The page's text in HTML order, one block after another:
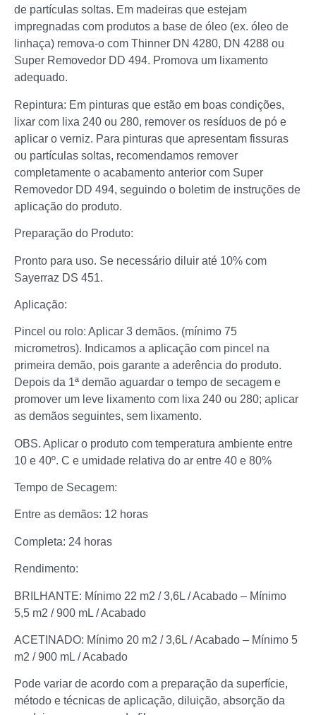
de partículas soltas. Em madeiras que estejam
impregnadas com produtos a base de óleo (ex. óleo de
linhaça) remova-o com Thinner DN 4280, DN 4288 ou
Super Removedor DD 494. Promova um lixamento
adequado.
Repintura: Em pinturas que estão em boas condições,
lixar com lixa 240 ou 280, remover os resíduos de pó e
aplicar o verniz. Para pinturas que apresentam fissuras
ou partículas soltas, recomendamos remover
completamente o acabamento anterior com Super
Removedor DD 494, seguindo o boletim de instruções de
aplicação do produto.
Preparação do Produto:
Pronto para uso. Se necessário diluir até 10% com
Sayerraz DS 451.
Aplicação:
Pincel ou rolo: Aplicar 3 demãos. (mínimo 75
micrometros). Indicamos a aplicação com pincel na
primeira demão, pois garante a aderência do produto.
Depois da 1ª demão aguardar o tempo de secagem e
promover um leve lixamento com lixa 240 ou 280; aplicar
as demãos seguintes, sem lixamento.
OBS. Aplicar o produto com temperatura ambiente entre
10 e 40º. C e umidade relativa do ar entre 40 e 80%
Tempo de Secagem:
Entre as demãos: 12 horas
Completa: 24 horas
Rendimento:
BRILHANTE: Mínimo 22 m2 / 3,6L / Acabado – Mínimo
5,5 m2 / 900 mL / Acabado
ACETINADO: Mínimo 20 m2 / 3,6L / Acabado – Mínimo 5
m2 / 900 mL / Acabado
Pode variar de acordo com a preparação da superfície,
método e técnicas de aplicação, diluição, absorção da